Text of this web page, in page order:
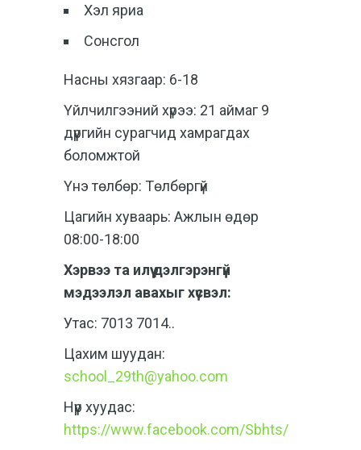
Хэл яриа
Сонсгол
Насны хязгаар: 6-18
Үйлчилгээний хүрээ: 21 аймаг 9
дүүргийн сурагчид хамрагдах
боломжтой
Үнэ төлбөр: Төлбөргүй
Цагийн хуваарь: Ажлын өдөр
08:00-18:00
Хэрвээ та илүү дэлгэрэнгүй
мэдээлэл авахыг хүсвэл:
Утас: 7013 7014..
Цахим шуудан:
school_29th@yahoo.com
Нүүр хуудас:
https://www.facebook.com/Sbhts/